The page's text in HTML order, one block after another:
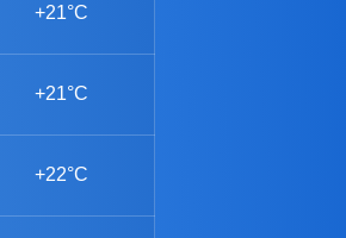
+21°C
+21°C
+22°C